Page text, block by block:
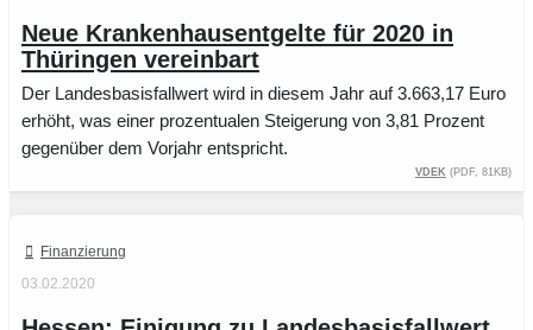
Neue Krankenhausentgelte für 2020 in
Thüringen vereinbart
Der Landesbasisfallwert wird in diesem Jahr auf 3.663,17 Euro
erhöht, was einer prozentualen Steigerung von 3,81 Prozent
gegenüber dem Vorjahr entspricht.
vdek (PDF, 81KB)
Finanzierung
03.02.2020